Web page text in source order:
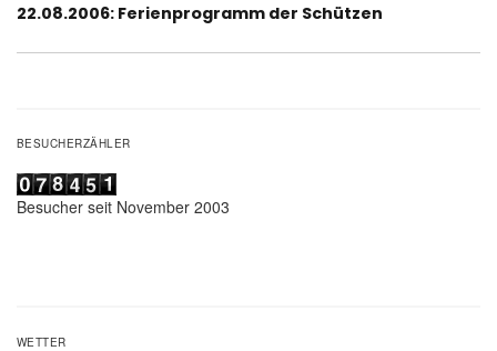
Nächster
22.08.2006: Ferienprogramm der Schützen
BESUCHERZÄHLER
Besucher seit November 2003
WETTER